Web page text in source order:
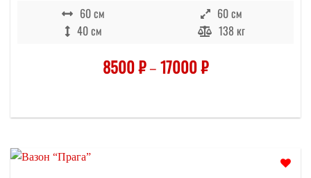
60 см
60 см
40 см
138 кг
8500₽–17000₽